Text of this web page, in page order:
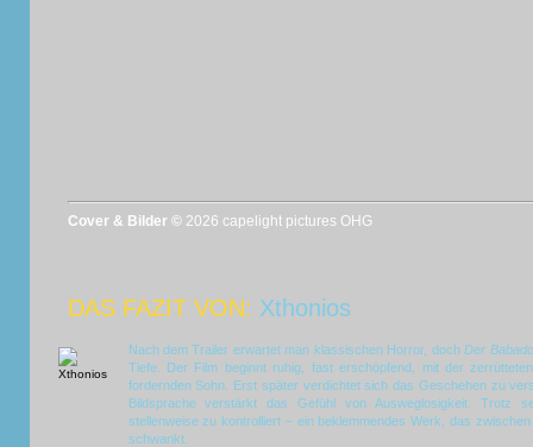
Cover & Bilder © 2026 capelight pictures OHG
DAS FAZIT VON: Xthonios
Nach dem Trailer erwartet man klassischen Horror, dochDer
Tiefe. Der Film beginnt ruhig, fast erschöpfend, mit der
fordernden Sohn. Erst später verdichtet sich das Geschehen zu
Bildsprache verstärkt das Gefühl von Ausweglosigkeit. Trotz
stellenweise zu kontrolliert – ein beklemmendes Werk, das
schwankt.